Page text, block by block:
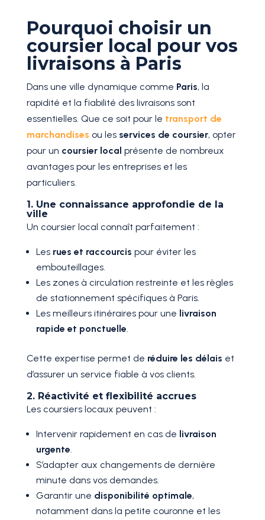
Pourquoi choisir un
coursier local pour vos
livraisons à Paris
Dans une ville dynamique comme Paris, la
rapidité et la fiabilité des livraisons sont
essentielles. Que ce soit pour le transport de
marchandises ou les services de coursier, opter
pour un coursier local présente de nombreux
avantages pour les entreprises et les
particuliers.
1. Une connaissance approfondie de la
ville
Un coursier local connaît parfaitement :
Les rues et raccourcis pour éviter les
embouteillages.
Les zones à circulation restreinte et les règles
de stationnement spécifiques à Paris.
Les meilleurs itinéraires pour une livraison
rapide et ponctuelle.
Cette expertise permet de réduire les délais et
d’assurer un service fiable à vos clients.
2. Réactivité et flexibilité accrues
Les coursiers locaux peuvent :
Intervenir rapidement en cas de livraison
urgente.
S’adapter aux changements de dernière
minute dans vos demandes.
Garantir une disponibilité optimale,
notamment dans la petite couronne et les